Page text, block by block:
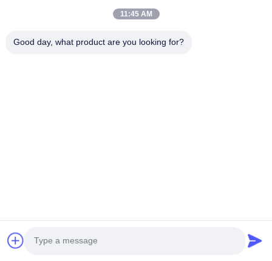
Inzenden
Producten
11:45 AM
Good day, what product are you looking for?